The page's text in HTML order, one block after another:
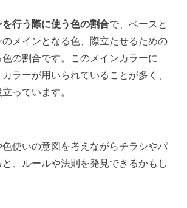
を行う際に使う色の割合で、ベースと
メインとなる色、際立たせるための
の割合です。このメインカラーに
ラーが用いられていることが多く、
っています。
使いの意図を考えながらチラシやパ
、ルールや法則を発見できるかもし